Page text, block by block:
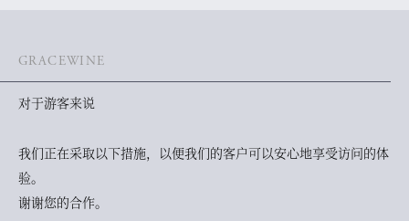
GRACEWINE
对于游客来说
我们正在采取以下措施，以便我们的客户可以安心地享受访问的体
验。
谢谢您的合作。